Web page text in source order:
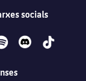
socials
discord tiktok